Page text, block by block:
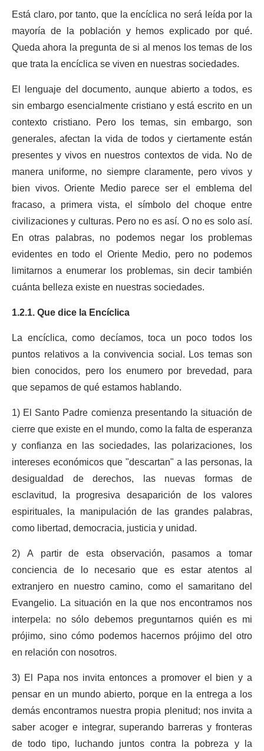
Está claro, por tanto, que la encíclica no será leída por la
mayoría de la población y hemos explicado por qué.
Queda ahora la pregunta de si al menos los temas de los
que trata la encíclica se viven en nuestras sociedades.
El lenguaje del documento, aunque abierto a todos, es
sin embargo esencialmente cristiano y está escrito en un
contexto cristiano. Pero los temas, sin embargo, son
generales, afectan la vida de todos y ciertamente están
presentes y vivos en nuestros contextos de vida. No de
manera uniforme, no siempre claramente, pero vivos y
bien vivos. Oriente Medio parece ser el emblema del
fracaso, a primera vista, el símbolo del choque entre
civilizaciones y culturas. Pero no es así. O no es solo así.
En otras palabras, no podemos negar los problemas
evidentes en todo el Oriente Medio, pero no podemos
limitarnos a enumerar los problemas, sin decir también
cuánta belleza existe en nuestras sociedades.
1.2.1. Que dice la Encíclica
La encíclica, como decíamos, toca un poco todos los
puntos relativos a la convivencia social. Los temas son
bien conocidos, pero los enumero por brevedad, para
que sepamos de qué estamos hablando.
1) El Santo Padre comienza presentando la situación de
cierre que existe en el mundo, como la falta de esperanza
y confianza en las sociedades, las polarizaciones, los
intereses económicos que "descartan" a las personas, la
desigualdad de derechos, las nuevas formas de
esclavitud, la progresiva desaparición de los valores
espirituales, la manipulación de las grandes palabras,
como libertad, democracia, justicia y unidad.
2) A partir de esta observación, pasamos a tomar
conciencia de lo necesario que es estar atentos al
extranjero en nuestro camino, como el samaritano del
Evangelio. La situación en la que nos encontramos nos
interpela: no sólo debemos preguntarnos quién es mi
prójimo, sino cómo podemos hacernos prójimo del otro
en relación con nosotros.
3) El Papa nos invita entonces a promover el bien y a
pensar en un mundo abierto, porque en la entrega a los
demás encontramos nuestra propia plenitud; nos invita a
saber acoger e integrar, superando barreras y fronteras
de todo tipo, luchando juntos contra la pobreza y la